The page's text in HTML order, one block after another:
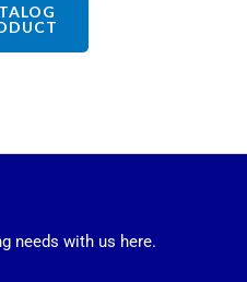
needs with us here.